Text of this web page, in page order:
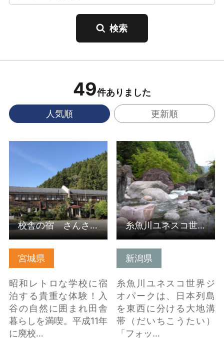
49件ありました
人気順 更新順
宮城県
昭和レトロな学校に宿
泊する貴重な体験！入
谷の自然に囲まれ田舎
暮らしを満喫。平成11年
に廃校…
校舎の宿 さんさん館
新潟県
糸魚川ユネスコ世界ジ
オパークは、日本列島
を東西に分ける大地溝
帯（だいちこうたい）
「フォッ…
詳細はこちら
糸魚川ユネスコ世界ジオパーク